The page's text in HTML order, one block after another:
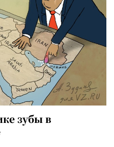
зубы в